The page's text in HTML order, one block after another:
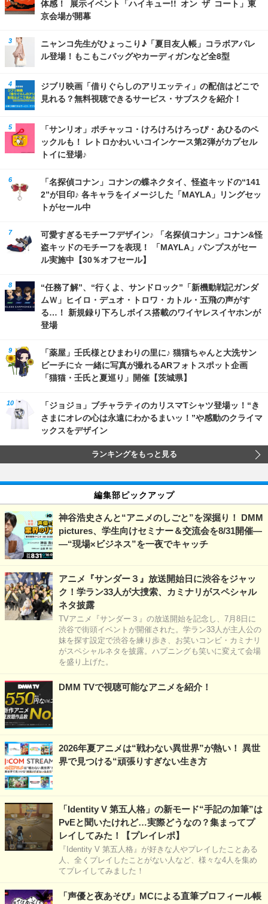
体感！ 展示イベント「ハイキュー!! オン ザ コート」東
京会場が開幕
ニャンコ先生がひょっこり♪「夏目友人帳」コラボアパレ
ル登場！もこもこバッグやカーディガンなど全8型
ジブリ映画「借りぐらしのアリエッティ」の配信はどこで
見れる？無料視聴できるサービス・サブスクを紹介！
「サンリオ」ポチャッコ・けろけろけろっぴ・あひるのペ
ックルも！ レトロかわいいコインケース第2弾がカプセル
トイに登場♪
「名探偵コナン」コナンの蝶ネクタイ、怪盗キッドの“141
2”が目印♪ 各キャラをイメージした「MAYLA」リングセッ
トがセール中
可愛すぎるモチーフデザイン♪ 「名探偵コナン」コナン&怪
盗キッドのモチーフを表現！ 「MAYLA」パンプスがセー
ル実施中【30％オフセール】
“任務了解”、“行くよ、サンドロック”「新機動戦記ガンダ
ムＷ」ヒイロ・デュオ・トロワ・カトル・五飛の声がす
る…！ 新規録り下ろしボイス搭載のワイヤレスイヤホンが
登場
「薬屋」壬氏様とひまわりの里に♪ 猫猫ちゃんと大洗サン
ビーチに☆ 一緒に写真が撮れるARフォトスポット企画
「猫猫・壬氏と夏巡り」開催【茨城県】
「ジョジョ」ブチャラティのカリスマTシャツ登場ッ！“き
さまにオレの心は永遠にわかるまいッ！”や感動のクライマ
ックスをデザイン
ランキングをもっと見る
編集部ピックアップ
神谷浩史さんと“アニメのしごと”を深掘り！ DMM
pictures、学生向けセミナー＆交流会を8/31開催―
―“現場×ビジネス”を一夜でキャッチ
アニメ『サンダー３』放送開始日に渋谷をジャッ
ク！学ラン33人が大捜索、カミナリがスペシャル
ネタ披露
TVアニメ『サンダー３』の放送開始を記念し、7月8日に
渋谷で街頭イベントが開催された。学ラン33人が主人公の
妹を探す設定で渋谷を練り歩き、お笑いコンビ・カミナリ
がスペシャルネタを披露。ハプニングも笑いに変えて会場
を盛り上げた。
DMM TVで視聴可能なアニメを紹介！
2026年夏アニメは“戦わない異世界”が熱い！ 異世
界で見つける“頑張りすぎない生き方
「Identity V 第五人格」の新モード“手記の加筆”は
PvEと聞いたけれど…実際どうなの？集まってプ
レイしてみた！【プレイレポ】
『Identity V 第五人格』が好きな人やプレイしたことある
人、全くプレイしたことがない人など、様々な4人を集め
てプレイしてみました！
「声優と夜あそび」MCによる直筆プロフィール帳